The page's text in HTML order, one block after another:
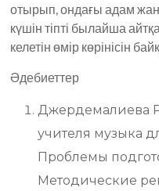
отырып, ондағы адам
күшін тіпті былайша
келетін өмір көрінісін
Әдебиеттер
Джердемалиева
учителя музыка
Проблемы
Методические